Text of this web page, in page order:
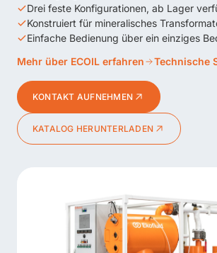
Drei feste Konfigurationen, ab Lager
Konstruiert für mineralisches
Einfache Bedienung über ein einziges
Mehr über ECOIL erfahren
Technische
KONTAKT AUFNEHMEN
KATALOG HERUNTERLADEN